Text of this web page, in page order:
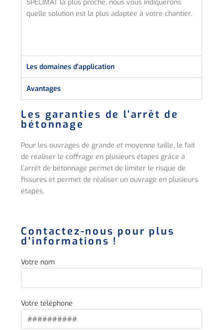
SPECIMAT la plus proche, nous vous indiquerons
quelle solution est la plus adaptée à votre chantier.
Les domaines d'application
Avantages
Les garanties de l’arrêt de
bétonnage
Pour les ouvrages de grande et moyenne taille, le fait
de réaliser le coffrage en plusieurs étapes grâce à
l’arrêt de bétonnage permet de limiter le risque de
fissures et permet de réaliser un ouvrage en plusieurs
étapes.
Contactez-nous pour plus
d'informations !
Votre nom
Votre téléphone